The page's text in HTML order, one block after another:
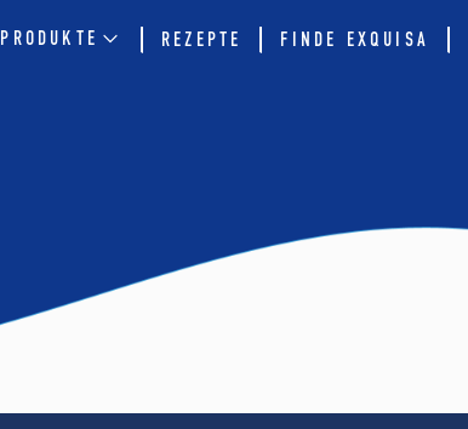
PRODUKTE REZEPTE FINDE EXQUISA